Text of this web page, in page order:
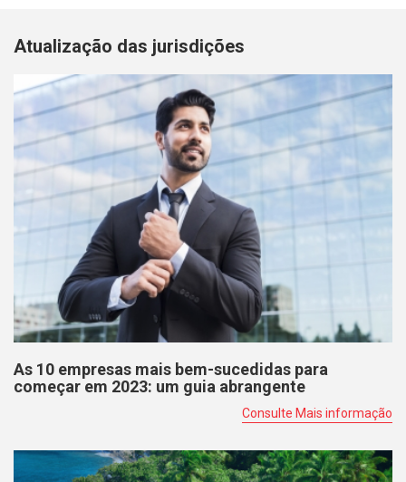
Atualização das jurisdições
As 10 empresas mais bem-sucedidas para
começar em 2023: um guia abrangente
Consulte Mais informação